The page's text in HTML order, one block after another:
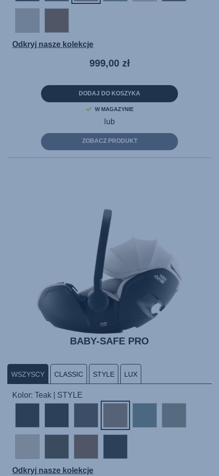
Odkryj nasze kolekcje
999,00 zł
DODAJ DO KOSZYKA
W MAGAZYNIE
lub
ZOBACZ PRODUKT
BABY-SAFE PRO
WSZYSCY CLASSIC STYLE LUX
Kolor: Teak | STYLE
Odkryj nasze kolekcje